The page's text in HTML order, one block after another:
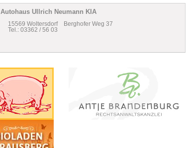
Autohaus Ullrich Neumann KIA
15569 Woltersdorf Berghofer Weg 37
Tel.: 03362 / 56 03